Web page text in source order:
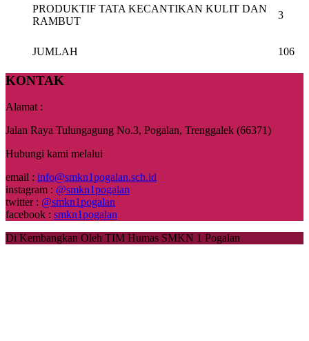
PRODUKTIF TATA KECANTIKAN KULIT DAN
RAMBUT
3
JUMLAH 106
KONTAK
Alamat :
Jalan Raya Tulungagung No.3, Pogalan, Trenggalek (66371)
Hubungi kami melalui
email : info@smkn1pogalan.sch.id
instagram : @smkn1pogalan
twitter : @smkn1pogalan
facebook : smkn1pogalan
Di Kembangkan Oleh TIM Humas SMKN 1 Pogalan